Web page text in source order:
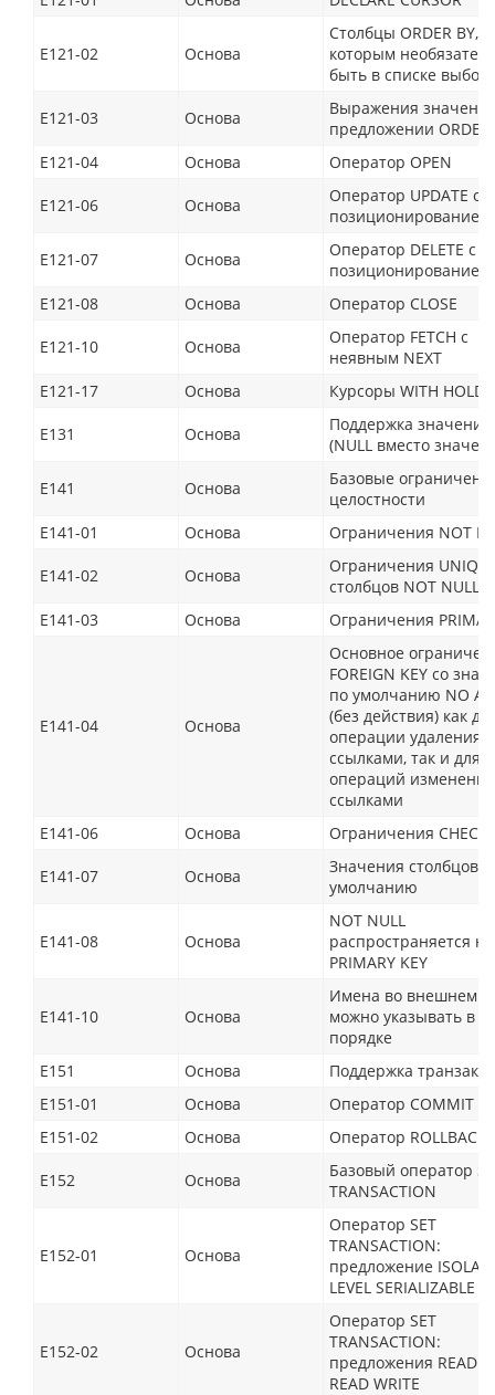
E121-02 Основа
Столбцы ORDER BY,
которым
быть в списке
E121-03 Основа
Выражения
предложении ORDER
E121-04
Основа Оператор OPEN
E121-06 Основа
Оператор UPDATE с
позиционированием
E121-07 Основа
Оператор DELETE с
позиционированием
E121-08
Основа Оператор CLOSE
E121-10 Основа
Оператор FETCH с
неявным NEXT
E121-17
Основа Курсоры WITH HOLD
E131 Основа
Поддержка значения
(NULL вместо
E141 Основа
Базовые
целостности
E141-01
Основа Ограничения NOT
E141-02 Основа
Ограничения
столбцов NOT NULL
E141-03
Основа Ограничения
E141-04 Основа
Основное
FOREIGN KEY со
по умолчанию NO
(без действия) как
операции удаления
ссылками, так и для
операций
ссылками
E141-06
Основа Ограничения CHECK
E141-07 Основа
Значения столбцов
умолчанию
E141-08 Основа
NOT NULL
распространяется на
PRIMARY KEY
E141-10 Основа
Имена во внешнем
можно указывать в
порядке
E151
Основа
Поддержка
E151-01
Основа
Оператор COMMIT
E151-02
Основа Оператор ROLLBACK
E152 Основа
Базовый оператор
TRANSACTION
E152-01 Основа
Оператор SET
TRANSACTION:
предложение
LEVEL SERIALIZABLE
E152-02 Основа
Оператор SET
TRANSACTION:
предложения READ
READ WRITE